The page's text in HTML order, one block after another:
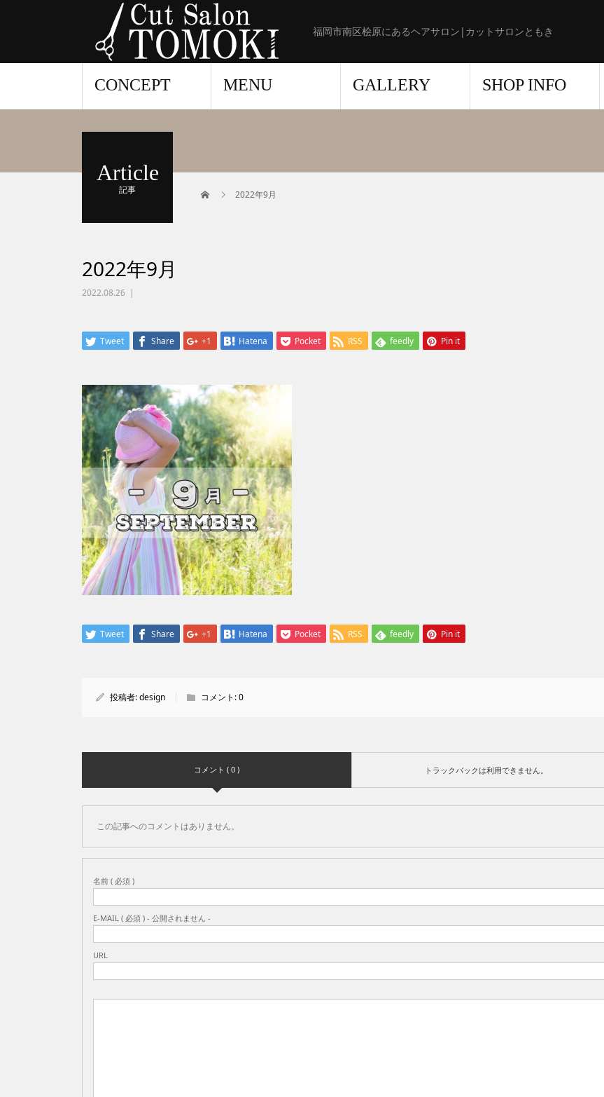
福岡市南区桧原にあるヘアサロン|カットサロンともき
CONCEPT MENU GALLERY SHOP INFO
Article
記事 2022年9月
2022年9月
2022.08.26
Tweet Share +1 Hatena Pocket RSS feedly Pin it
Tweet Share +1 Hatena Pocket RSS feedly Pin it
投稿者:design コメント:0
コメント ( 0 ) トラックバックは利用できません。
この記事へのコメントはありません。
名前 ( 必須 )
E-MAIL ( 必須 ) - 公開されません -
URL